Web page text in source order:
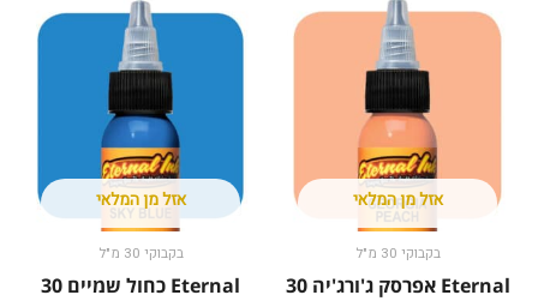
אזל מן המלאי
בקבוקי 30 מ"ל
Eternal אפרסק ג'ורג'יה 30
אזל מן המלאי
בקבוקי 30 מ"ל
Eternal כחול שמיים 30